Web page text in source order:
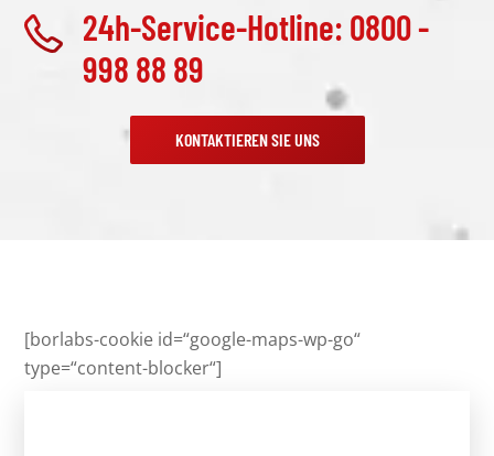
24h-Service-Hotline: 0800 -
998 88 89
KONTAKTIEREN SIE UNS
[borlabs-cookie id=“google-maps-wp-go“
type=“content-blocker“]